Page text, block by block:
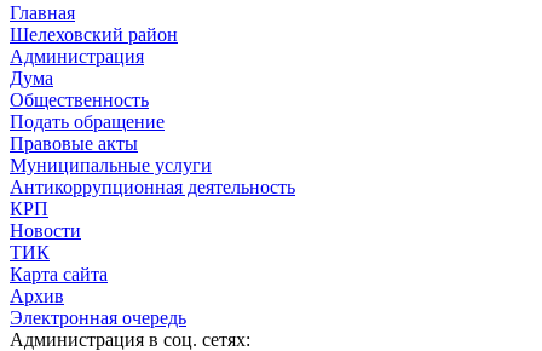
Главная
Шелеховский район
Администрация
Дума
Общественность
Подать обращение
Правовые акты
Муниципальные услуги
Антикоррупционная деятельность
КРП
Новости
ТИК
Карта сайта
Архив
Электронная очередь
Администрация в соц. сетях: